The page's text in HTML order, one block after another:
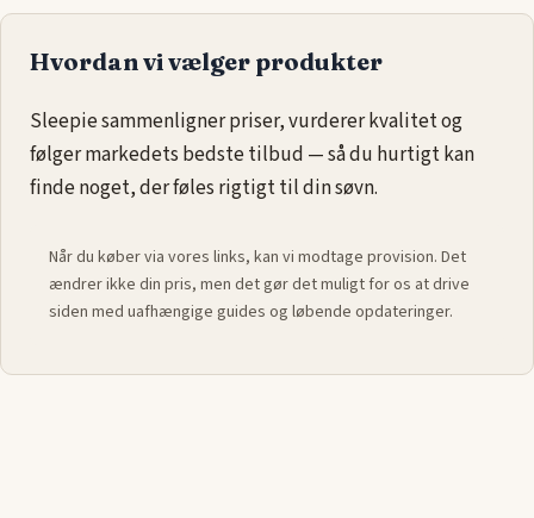
behagelig og funktionel
Uanset om der ønskes en klassisk, moderne eller farverig
seng, er der mange muligheder at vælge imellem i størrelsen
70x140 cm, som kombinerer funktionalitet og æstetik i
børneværelset.
Hvordan vi vælger produkter
Sleepie sammenligner priser, vurderer kvalitet og
følger markedets bedste tilbud — så du hurtigt kan
finde noget, der føles rigtigt til din søvn.
Når du køber via vores links, kan vi modtage provision. Det
ændrer ikke din pris, men det gør det muligt for os at drive
siden med uafhængige guides og løbende opdateringer.